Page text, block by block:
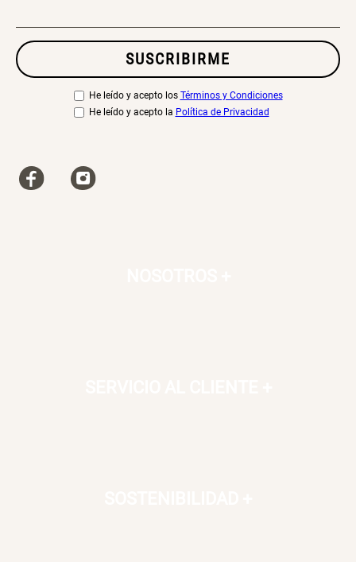
SUSCRIBIRME
He leído y acepto los Términos y Condiciones
He leído y acepto la Política de Privacidad